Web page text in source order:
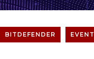
BITDEFENDER